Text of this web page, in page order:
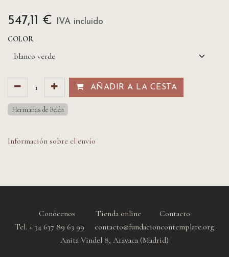
547,11 €
IVA incluido
COLOR
AÑADIR A LA CESTA​​
Hermanas de Belén
Información sobre el envío
Conócenos Tienda online
Contacto
Tel. + 34 637 89 63 99 contacto@fundacioncontemplare.org
Anita Vindel 8, Aravaca (Madrid)